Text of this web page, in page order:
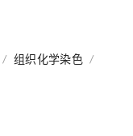
/ 组织化学染色 /